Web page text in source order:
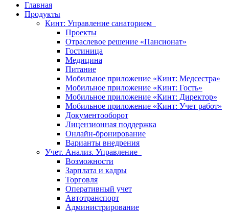
Главная
Продукты
Кинт: Управление санаторием
Проекты
Отраслевое решение «Пансионат»
Гостиница
Медицина
Питание
Мобильное приложение «Кинт: Медсестра»
Мобильное приложение «Кинт: Гость»
Мобильное приложение «Кинт: Директор»
Мобильное приложение «Кинт: Учет работ»
Документооборот
Лицензионная поддержка
Онлайн-бронирование
Варианты внедрения
Учет. Анализ. Управление
Возможности
Зарплата и кадры
Торговля
Оперативный учет
Автотранспорт
Администрирование